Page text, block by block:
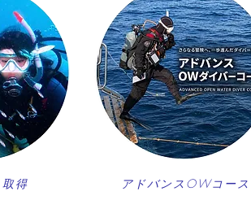
得 アドバンスOWコース